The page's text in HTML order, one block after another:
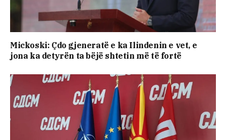
Mickoski: Çdo gjeneratë e ka Ilindenin e vet, e
jona ka detyrën ta bëjë shtetin më të fortë